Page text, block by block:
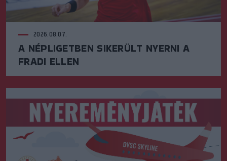
2026.08.07.
A NÉPLIGETBEN SIKERÜLT NYERNI A
FRADI ELLEN